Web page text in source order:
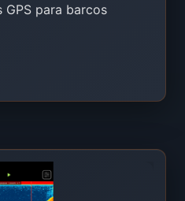
para barcos